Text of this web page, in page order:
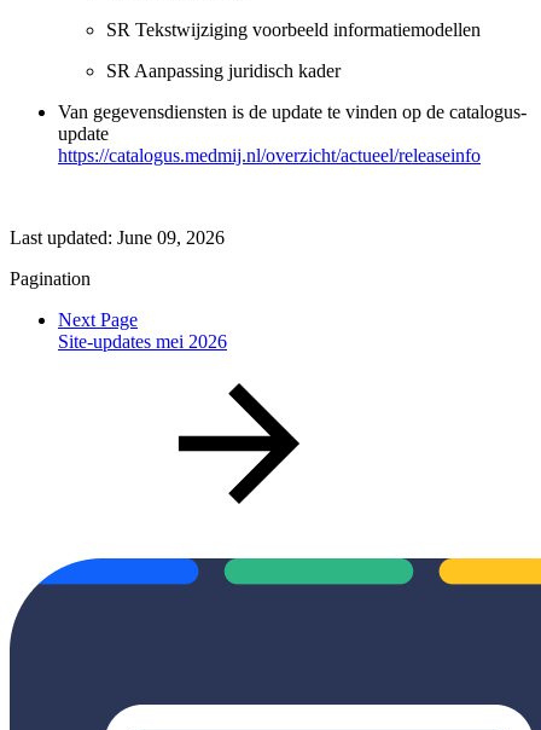
SR Tekstwijziging voorbeeld informatiemodellen
SR Aanpassing juridisch kader
Van gegevensdiensten is de update te vinden op de catalogus-
update
https://catalogus.medmij.nl/overzicht/actueel/releaseinfo
Last updated: June 09, 2026
Pagination
Next Page
Site-updates mei 2026